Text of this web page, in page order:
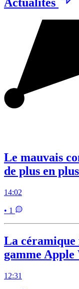
Le mauvais
de plus en
14:02
• 1
La céramique
gamme Apple
12:31